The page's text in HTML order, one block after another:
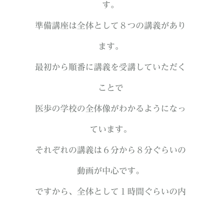
す。
準備講座は全体として８つの講義があり
ます。
最初から順番に講義を受講していただく
ことで
医歩の学校の全体像がわかるようになっ
ています。
それぞれの講義は６分から８分ぐらいの
動画が中心です。
ですから、全体として１時間ぐらいの内